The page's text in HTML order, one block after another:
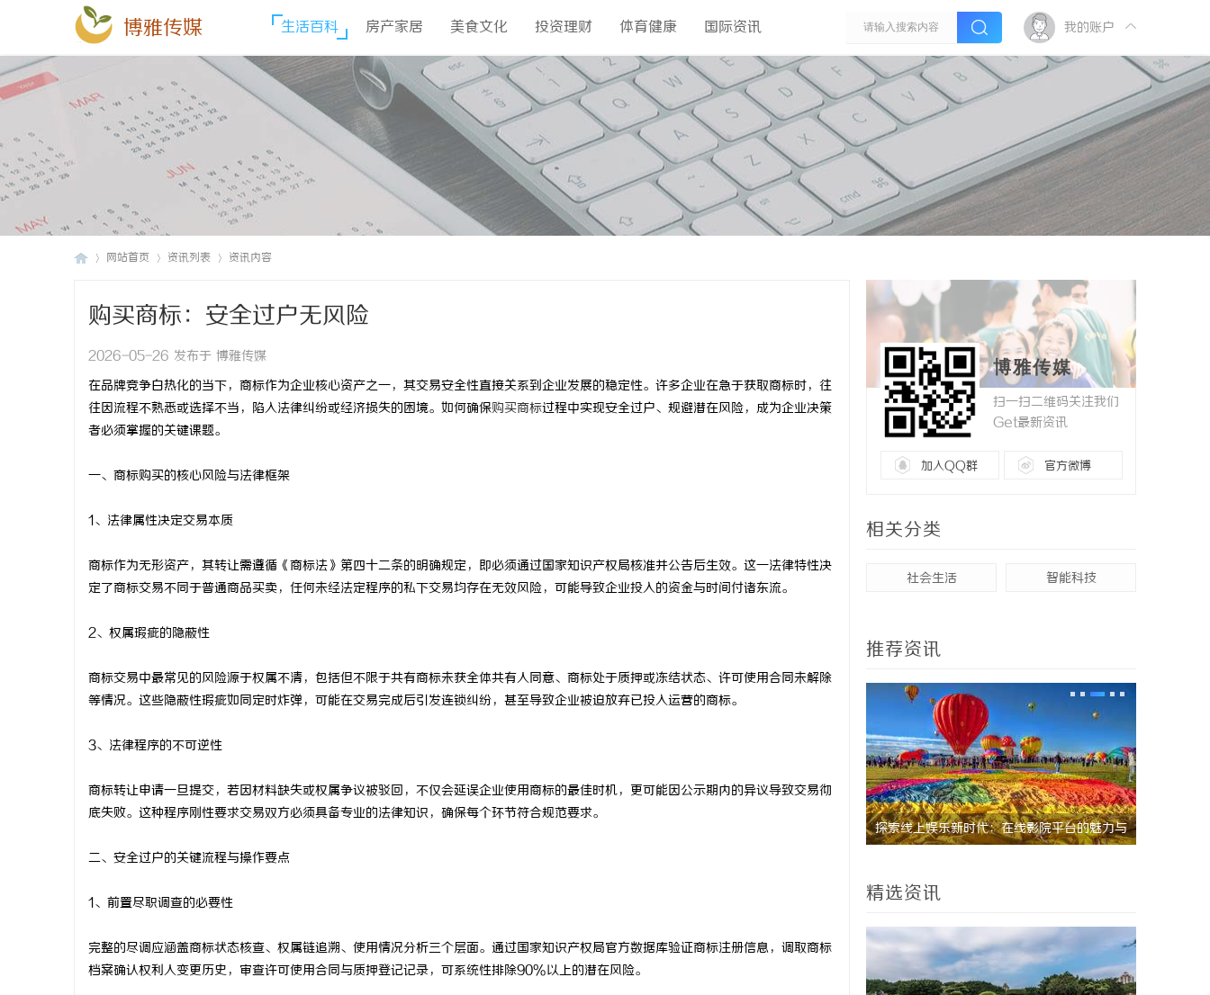
博雅传媒 生活百科 房产家居 美食文化 投资理财 体育健康 国际资讯 我的账户
网站首页 资讯列表 资讯内容
购买商标：安全过户无风险
2026-05-26 发布于 博雅传媒
在品牌竞争白热化的当下，商标作为企业核心资产之一，其交易安全性直接关系到企业发展的稳定性。许多企业在急于获取商标时，往
往因流程不熟悉或选择不当，陷入法律纠纷或经济损失的困境。如何确保购买商标过程中实现安全过户、规避潜在风险，成为企业决策
者必须掌握的关键课题。
一、商标购买的核心风险与法律框架
1、法律属性决定交易本质
商标作为无形资产，其转让需遵循《商标法》第四十二条的明确规定，即必须通过国家知识产权局核准并公告后生效。这一法律特性决
定了商标交易不同于普通商品买卖，任何未经法定程序的私下交易均存在无效风险，可能导致企业投入的资金与时间付诸东流。
2、权属瑕疵的隐蔽性
商标交易中最常见的风险源于权属不清，包括但不限于共有商标未获全体共有人同意、商标处于质押或冻结状态、许可使用合同未解除
等情况。这些隐蔽性瑕疵如同定时炸弹，可能在交易完成后引发连锁纠纷，甚至导致企业被迫放弃已投入运营的商标。
3、法律程序的不可逆性
商标转让申请一旦提交，若因材料缺失或权属争议被驳回，不仅会延误企业使用商标的最佳时机，更可能因公示期内的异议导致交易彻
底失败。这种程序刚性要求交易双方必须具备专业的法律知识，确保每个环节符合规范要求。
二、安全过户的关键流程与操作要点
1、前置尽职调查的必要性
完整的尽调应涵盖商标状态核查、权属链追溯、使用情况分析三个层面。通过国家知识产权局官方数据库验证商标注册信息，调取商标
档案确认权利人变更历史，审查许可使用合同与质押登记记录，可系统性排除90%以上的潜在风险。
博雅传媒
扫一扫二维码关注我们
Get最新资讯
加入QQ群 官方微博
相关分类
社会生活 智能科技
推荐资讯
探索线上娱乐新时代：在线影院平台的魅力与 武汉配眼镜 上
精选资讯